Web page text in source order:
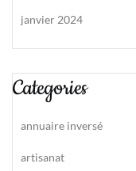
janvier 2024
Categories
annuaire inversé
artisanat